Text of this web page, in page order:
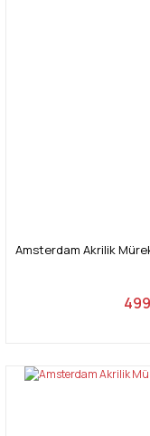
Amsterdam Akrilik